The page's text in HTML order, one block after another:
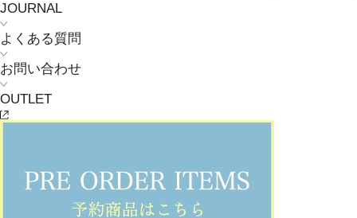
JOURNAL
よくある質問
お問い合わせ
OUTLET